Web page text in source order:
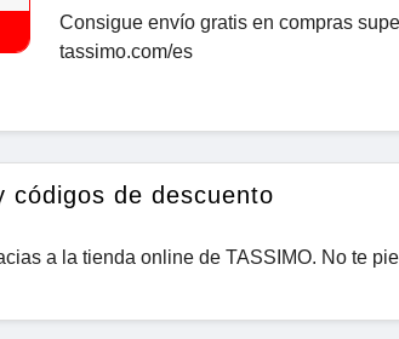
Consigue envío gratis en compras
tassimo.com/es
códigos de descuento
a la tienda online de TASSIMO. No te